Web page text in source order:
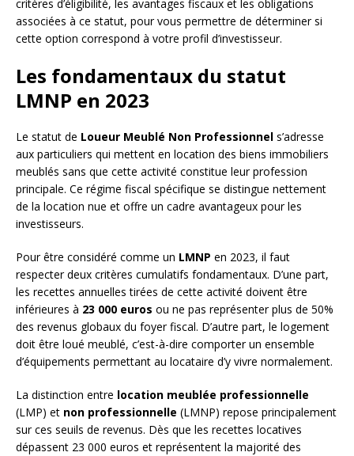
critères d’éligibilité, les avantages fiscaux et les obligations
associées à ce statut, pour vous permettre de déterminer si
cette option correspond à votre profil d’investisseur.
Les fondamentaux du statut
LMNP en 2023
Le statut de Loueur Meublé Non Professionnel s’adresse
aux particuliers qui mettent en location des biens immobiliers
meublés sans que cette activité constitue leur profession
principale. Ce régime fiscal spécifique se distingue nettement
de la location nue et offre un cadre avantageux pour les
investisseurs.
Pour être considéré comme un LMNP en 2023, il faut
respecter deux critères cumulatifs fondamentaux. D’une part,
les recettes annuelles tirées de cette activité doivent être
inférieures à 23 000 euros ou ne pas représenter plus de 50%
des revenus globaux du foyer fiscal. D’autre part, le logement
doit être loué meublé, c’est-à-dire comporter un ensemble
d’équipements permettant au locataire d’y vivre normalement.
La distinction entre location meublée professionnelle
(LMP) et non professionnelle (LMNP) repose principalement
sur ces seuils de revenus. Dès que les recettes locatives
dépassent 23 000 euros et représentent la majorité des